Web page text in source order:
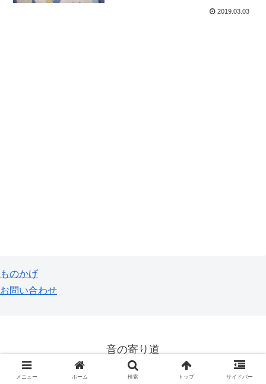
2019.03.03
ものかげ
お問い合わせ
音の寄り道
© 2018 音の寄り道.
メニュー ホーム 検索 トップ サイドバー